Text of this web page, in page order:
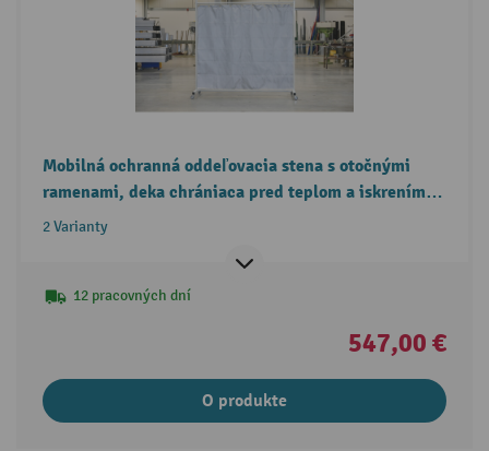
Mobilná ochranná oddeľovacia stena s otočnými
ramenami, deka chrániaca pred teplom a iskrením
v súlade s DIN EN 13501-1
2 Varianty
12 pracovných dní
547,00 €
O produkte